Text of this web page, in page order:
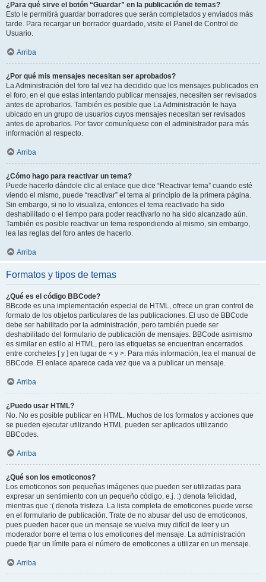
¿Para qué sirve el botón “Guardar” en la publicación de temas?
Esto le permitirá guardar borradores que serán completados y enviados más
tarde. Para recargar un borrador guardado, visite el Panel de Control de
Usuario.
Arriba
¿Por qué mis mensajes necesitan ser aprobados?
La Administración del foro tal vez ha decidido que los mensajes publicados en
el foro, en el que estas intentando publicar mensajes, necesiten ser revisados
antes de aprobarlos. También es posible que La Administración le haya
ubicado en un grupo de usuarios cuyos mensajes necesitan ser revisados
antes de aprobarlos. Por favor comuníquese con el administrador para más
información al respecto.
Arriba
¿Cómo hago para reactivar un tema?
Puede hacerlo dándole clic al enlace que dice “Reactivar tema” cuando esté
viendo el mismo, puede “reactivar” el tema al principio de la primera página.
Sin embargo, si no lo visualiza, entonces el tema reactivado ha sido
deshabilitado o el tiempo para poder reactivarlo no ha sido alcanzado aún.
También es posible reactivar un tema respondiendo al mismo, sin embargo,
lea las reglas del foro antes de hacerlo.
Arriba
Formatos y tipos de temas
¿Qué es el código BBCode?
BBcode es una implementación especial de HTML, ofrece un gran control de
formato de los objetos particulares de las publicaciones. El uso de BBCode
debe ser habilitado por la administración, pero también puede ser
deshabilitado del formulario de publicación de mensajes. BBCode asimismo
es similar en estilo al HTML, pero las etiquetas se encuentran encerrados
entre corchetes [ y ] en lugar de < y >. Para más información, lea el manual de
BBCode. El enlace aparece cada vez que va a publicar un mensaje.
Arriba
¿Puedo usar HTML?
No. No es posible publicar en HTML. Muchos de los formatos y acciones que
se pueden ejecutar utilizando HTML pueden ser aplicados utilizando
BBCodes.
Arriba
¿Qué son los emoticonos?
Los emoticonos son pequeñas imágenes que pueden ser utilizadas para
expresar un sentimiento con un pequeño código, e.j. :) denota felicidad,
mientras que :( denota tristeza. La lista completa de emoticones puede verse
en el formulario de publicación. Trate de no abusar del uso de emoticonos,
pues pueden hacer que un mensaje se vuelva muy difícil de leer y un
moderador borre el tema o los emoticones del mensaje. La administración
puede fijar un límite para el número de emoticones a utilizar en un mensaje.
Arriba